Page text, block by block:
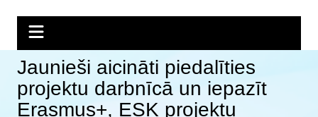
Jaunieši aicināti piedalīties
projektu darbnīcā un iepazīt
Erasmus+, ESK projektu